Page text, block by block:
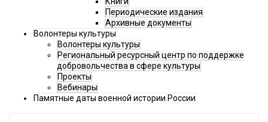
Периодические издания
Архивные документы
Волонтеры культуры
Волонтеры культуры
Региональный ресурсный центр по поддержке
добровольчества в сфере культуры
Проекты
Вебинары
Памятные даты военной истории России